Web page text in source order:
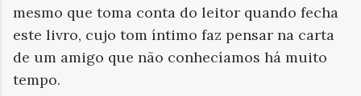
mesmo que toma conta do leitor quando fecha
este livro, cujo tom íntimo faz pensar na carta
de um amigo que não conhecíamos há muito
tempo.